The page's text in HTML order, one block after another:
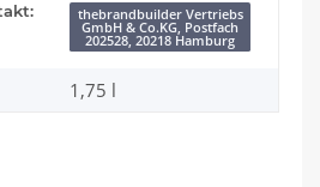
thebrandbuilder Vertriebs
GmbH & Co.KG, Postfach
202528, 20218 Hamburg
1,75 l